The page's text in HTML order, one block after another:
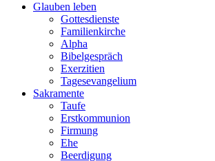
Glauben leben
Gottesdienste
Familienkirche
Alpha
Bibelgespräch
Exerzitien
Tagesevangelium
Sakramente
Taufe
Erstkommunion
Firmung
Ehe
Beerdigung